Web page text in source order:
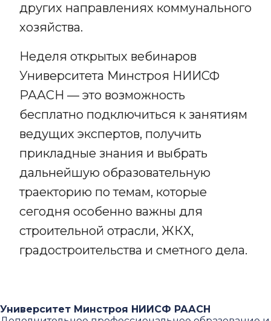
других направлениях коммунального
хозяйства.
Неделя открытых вебинаров
Университета Минстроя НИИСФ
РААСН — это возможность
бесплатно подключиться к занятиям
ведущих экспертов, получить
прикладные знания и выбрать
дальнейшую образовательную
траекторию по темам, которые
сегодня особенно важны для
строительной отрасли, ЖКХ,
градостроительства и сметного дела.
Университет Минстроя НИИСФ РААСН